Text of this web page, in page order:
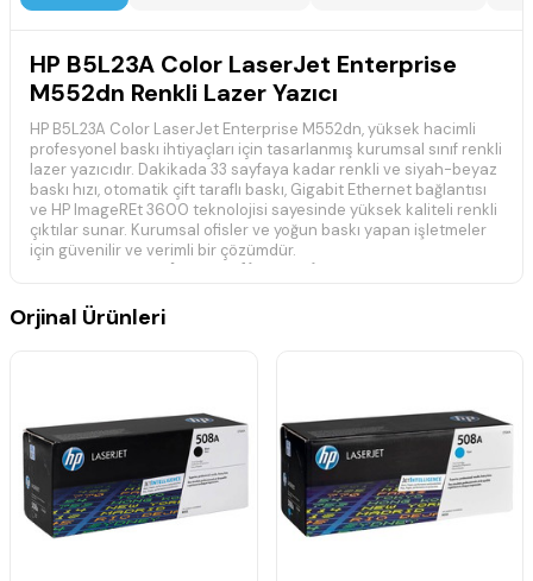
HP B5L23A Color LaserJet Enterprise
M552dn Renkli Lazer Yazıcı
HP B5L23A Color LaserJet Enterprise M552dn, yüksek hacimli
profesyonel baskı ihtiyaçları için tasarlanmış kurumsal sınıf renkli
lazer yazıcıdır. Dakikada 33 sayfaya kadar renkli ve siyah-beyaz
baskı hızı, otomatik çift taraflı baskı, Gigabit Ethernet bağlantısı
ve HP ImageREt 3600 teknolojisi sayesinde yüksek kaliteli renkli
çıktılar sunar. Kurumsal ofisler ve yoğun baskı yapan işletmeler
için güvenilir ve verimli bir çözümdür.
:contentReference[oaicite:0]{index=0}
📋 Teknik Özellikler
Fonksiyon:Yazdırma
Baskı Hızı:Dakikada 33 Sayfa (Siyah/Renkli)
Baskı Çözünürlüğü:HP ImageREt 3600
Çift Taraflı Baskı:Otomatik
Kağıt Girişi:100 Yaprak Çok Amaçlı Tepsi + 550 Yaprak Ana
Tepsi
Kağıt Çıkışı:
Orjinal Ürünleri